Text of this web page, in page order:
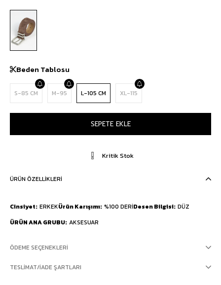
Beden Tablosu
S-85 CM M-95 L-105 CM XL-115
Kritik Stok
ÜRÜN ÖZELLIKLERI
Cinsiyet ERKEKÜrün Karışımı %100 DERİDesen Bilgisi DÜZ
ÜRÜN ANA GRUBU AKSESUAR
ÖDEME SEÇENEKLERI
TESLIMAT/İADE ŞARTLARI